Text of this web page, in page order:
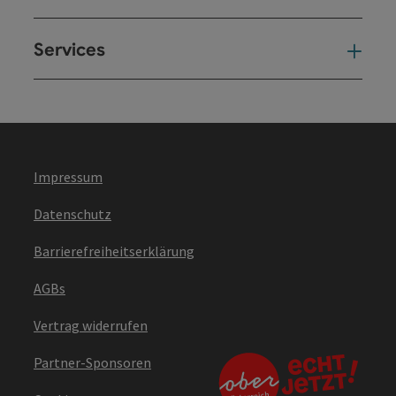
Services
Impressum
Datenschutz
Barrierefreiheitserklärung
AGBs
Vertrag widerrufen
Partner-Sponsoren